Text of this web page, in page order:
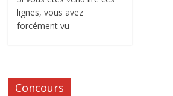
lignes, vous avez
forcément vu
Concours